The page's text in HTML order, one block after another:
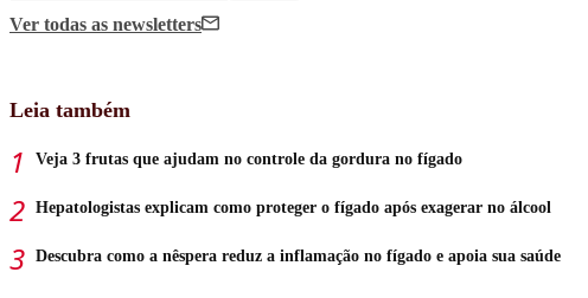
Ver todas as newsletters
Leia também
Veja 3 frutas que ajudam no controle da gordura no fígado
Hepatologistas explicam como proteger o fígado após exagerar no álcool
Descubra como a nêspera reduz a inflamação no fígado e apoia sua saúde